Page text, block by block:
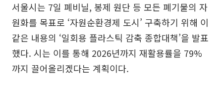
서울시는 7일 폐비닐, 봉제 원단 등 모든 폐기물의 자
원화를 목표로 ‘자원순환경제 도시’ 구축하기 위해 이
같은 내용의 ‘일회용 플라스틱 감축 종합대책’을 발표
했다. 시는 이를 통해 2026년까지 재활용률을 79%
까지 끌어올리겠다는 계획이다.